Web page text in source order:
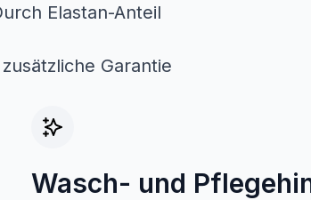
Elastan-Anteil
Garantie
Wasch- und